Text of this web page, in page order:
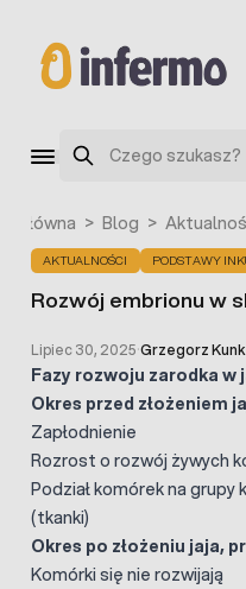
Szukaj
główna > Blog >
AKTUALNOŚCI PODSTAWY
Rozwój embrionu w
Lipiec 30, 2025·Grzegorz
Fazy rozwoju zarodka w
Okres przed złożeniem
Zapłodnienie
Rozrost o rozwój żywych
Podział komórek na
(tkanki)
Okres po złożeniu jaja,
Komórki się nie rozwijają